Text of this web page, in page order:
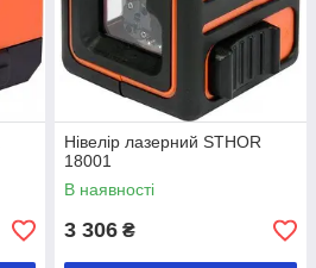
Нівелір лазерний STHOR
18001
В наявності
3 306 ₴